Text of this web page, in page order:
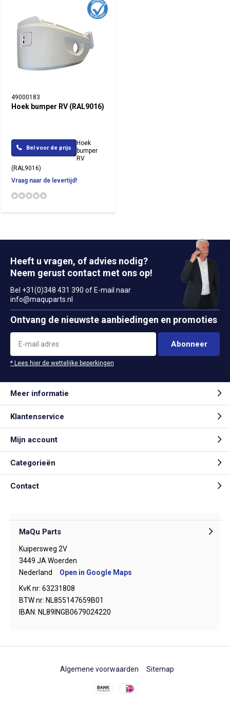
49000183
Hoek bumper RV (RAL9016)
Bel voor de prijs
Hoek
bumper
RV
(RAL9016)
Vraag naar de levertijd!
Heeft u vragen, of advies nodig?
Neem gerust contact met ons op!
Bel +31(0)348 431 390 of E-mail naar
info@maquparts.nl
Ontvang de nieuwste aanbiedingen en promoties
Abonneer
* Lees hier de wettelijke beperkingen
Meer informatie
Klantenservice
Mijn account
Categorieën
Contact
MaQu Parts
Kuipersweg 2V
3449 JA Woerden
Nederland
Open in Google Maps
KvK nr: 63231808
BTW nr: NL855147659B01
IBAN: NL89INGB0679024220
Algemene voorwaarden Sitemap